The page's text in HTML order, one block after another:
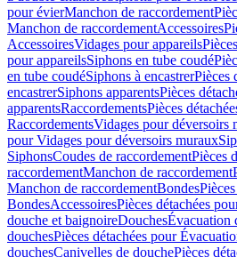
pour évierManchon de raccordement
Manchon de raccordementAccessoires
AccessoiresVidages pour appareils
pour appareilsSiphons en tube coudé
en tube coudéSiphons à encastrerPièces
encastrerSiphons apparentsPièces
apparentsRaccordementsPièces
RaccordementsVidages pour déversoirs
pour Vidages pour déversoirs muraux
SiphonsCoudes de raccordementPièces
raccordementManchon de raccordement
Manchon de raccordementBondes
BondesAccessoiresPièces détachées
douche et baignoireDouchesÉvacuation
douchesPièces détachées pour
douchesCanivelles de douchePièces